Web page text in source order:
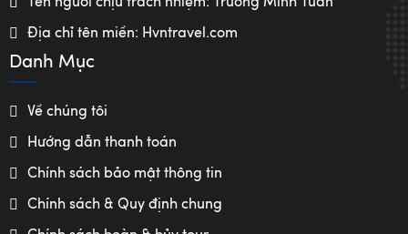
Tên người chịu trách nhiệm: Trương Minh Tuấn
Địa chỉ tên miền: Hvntravel.com
Danh Mục
Về chúng tôi
Hướng dẫn thanh toán
Chính sách bảo mật thông tin
Chính sách & Quy định chung